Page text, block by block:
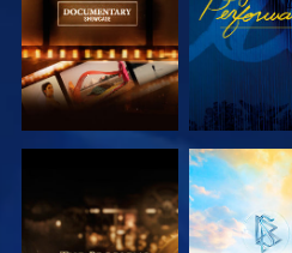
DÉCOUVRIR
LES SÉRIES
LES